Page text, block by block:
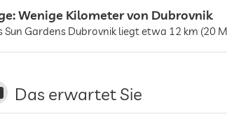
Wenige Kilometer von Dubrovnik
Sun Gardens Dubrovnik liegt etwa 12 km (20
Das erwartet Sie